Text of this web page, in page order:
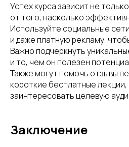
Успех курса зависит не
от того, насколько
Используйте социальные
и даже платную рекламу,
Важно подчеркнуть
и то, чем он полезен
Также могут помочь отзывы
короткие бесплатные
заинтересовать целевую
Заключение